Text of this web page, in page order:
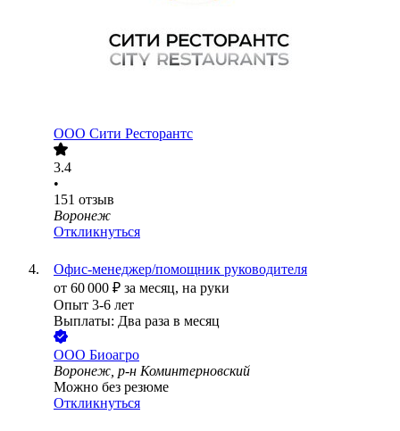
ООО Сити Ресторантс
3.4
•
151 отзыв
Воронеж
Откликнуться
Офис-менеджер/помощник руководителя
от 60 000 ₽ за месяц, на руки
Опыт 3-6 лет
Выплаты: Два раза в месяц
ООО Биоагро
Воронеж, р-н Коминтерновский
Можно без резюме
Откликнуться